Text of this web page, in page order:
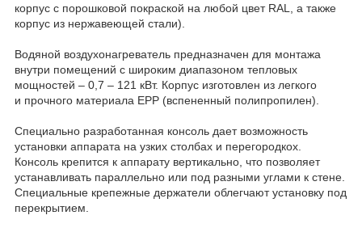
корпус с порошковой покраской на любой цвет RAL, а также
корпус из нержавеющей стали).
Водяной воздухонагреватель предназначен для монтажа
внутри помещений с широким диапазоном тепловых
мощностей – 0,7 – 121 кВт. Корпус изготовлен из легкого
и прочного материала EPP (вспененный полипропилен).
Специально разработанная консоль дает возможность
установки аппарата на узких столбах и перегородкох.
Консоль крепится к аппарату вертикально, что позволяет
устанавливать параллельно или под разными углами к стене.
Специальные крепежные держатели облегчают установку под
перекрытием.